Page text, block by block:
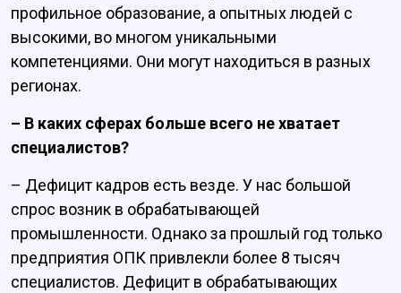
профильное образование, а опытных людей с
высокими, во многом уникальными
компетенциями. Они могут находиться в разных
регионах.
– В каких сферах больше всего не хватает
специалистов?
– Дефицит кадров есть везде. У нас большой
спрос возник в обрабатывающей
промышленности. Однако за прошлый год только
предприятия ОПК привлекли более 8 тысяч
специалистов. Дефицит в обрабатывающих